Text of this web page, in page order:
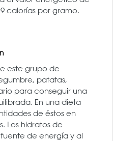
calorías por gramo.
este grupo de
patatas,
para conseguir una
En una dieta
de éstos en
Los hidratos de
de energía y al